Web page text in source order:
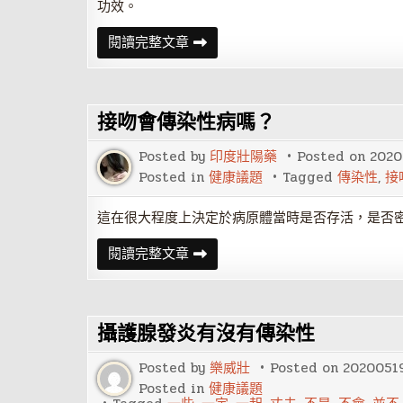
功效。
閱讀完整文章卯
年
出
人
（生
肖
屬
兔）
家
風
水
布
置
要
點
接吻會傳染性病嗎？
Posted by 印度壯陽藥 Posted on
Posted in 健康議題 Tagged 傳染性, 接
這在很大程度上決定於病原體當時是否存活，是否
閱讀完整文章接
吻
會
性
病
嗎？
攝護腺發炎有沒有傳染性
Posted by 樂威壯 Posted on
Posted in 健康議題